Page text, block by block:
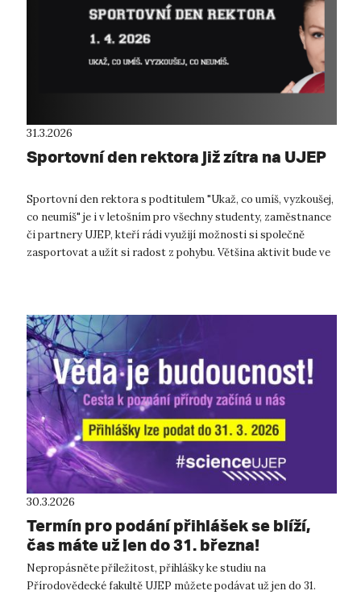
31.3.2026
Sportovní den rektora již zítra na UJEP
Sportovní den rektora s podtitulem "Ukaž, co umíš, vyzkoušej,
co neumíš" je i v letošním pro všechny studenty, zaměstnance
či partnery UJEP, kteří rádi využijí možnosti si společně
zasportovat a užít si radost z pohybu. Většina aktivit bude ve
30.3.2026
Termín pro podání přihlášek se blíží,
čas máte už jen do 31. března!
Nepropásněte příležitost, přihlášky ke studiu na
Přírodovědecké fakultě UJEP můžete podávat už jen do 31.